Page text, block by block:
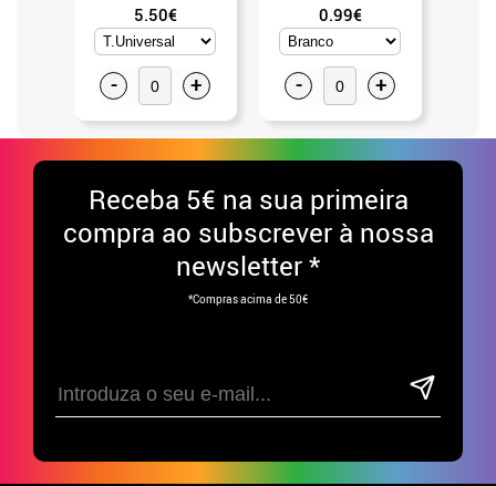
5.50€
- +
0.99€
- +
Receba 5€ na sua primeira
compra ao subscrever à nossa
newsletter *
*Compras acima de 50€